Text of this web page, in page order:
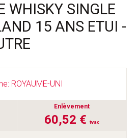
WHISKY SINGLE
15 ANS ETUI -
ROYAUME-UNI
Enlèvement
60,52 € tvac